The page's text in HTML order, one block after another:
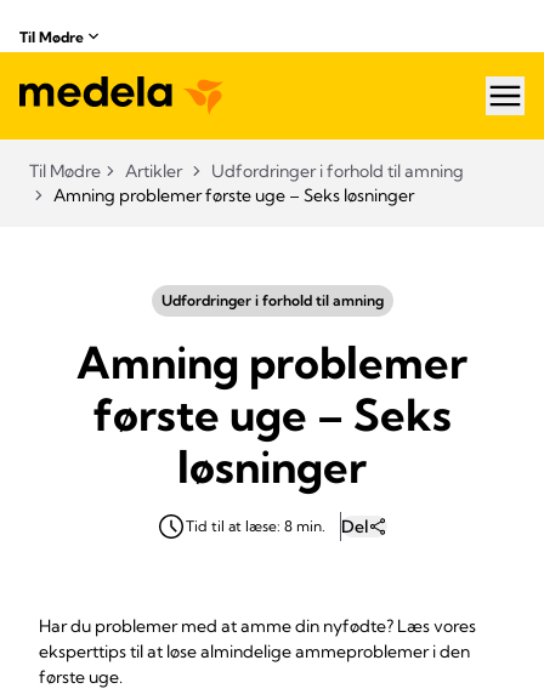
Til Mødre
Til Mødre Artikler
Udfordringer i forhold til amning
Amning problemer første uge – Seks løsninger
Udfordringer i forhold til amning
Amning problemer
første uge – Seks
løsninger
Tid til at læse: 8 min. Del
Har du problemer med at amme din nyfødte? Læs vores
eksperttips til at løse almindelige ammeproblemer i den
første uge.